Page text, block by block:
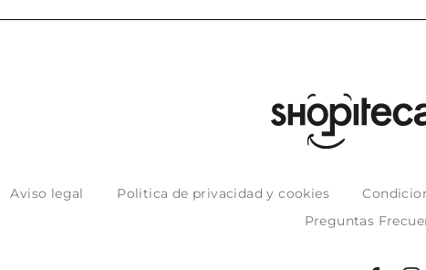
Aviso legal Politica de privacidad y cookies
Preguntas